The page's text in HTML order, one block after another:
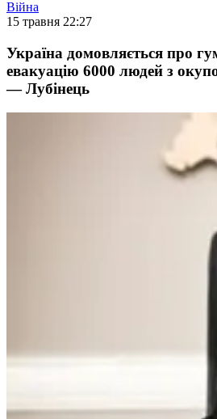
Війна
15 травня 22:27
Україна домовляється про
евакуацію 6000 людей з
— Лубінець